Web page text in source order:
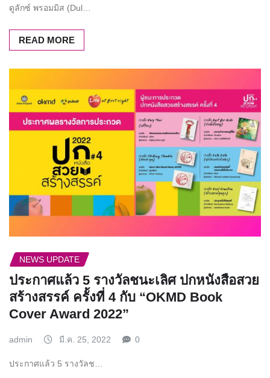
ดูลักซ์ พรอมมิส (Dul…
READ MORE
NEWS UPDATE
ประกาศแล้ว 5 รางวัลชนะเลิศ ปกหนังสือสวย
สร้างสรรค์ ครั้งที่ 4 กับ “OKMD Book
Cover Award 2022”
admin มี.ค. 25, 2022 0
ประกาศแล้ว 5 รางวัลช…